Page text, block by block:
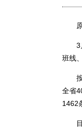
原
3月
班线
按
全省
1462
目